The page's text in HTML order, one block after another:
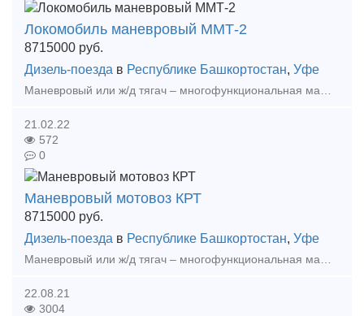
Локомобиль маневровый ММТ-2
8715000 руб.
Дизель-поезда в Республике Башкортостан, Уфе
Маневровый или ж/д тягач – многофункциональная машина, полностью заменяющая маневровые тепловозы и имеющая комбинированный ход, что обуславливает целый ряд её преимуществ. Локомобиль (манев
21.02.22
572
0
Маневровый мотовоз КРТ
8715000 руб.
Дизель-поезда в Республике Башкортостан, Уфе
22.08.21
3004